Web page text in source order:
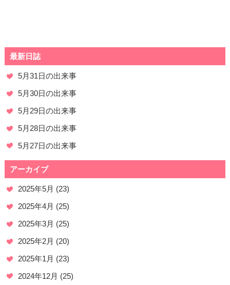
最新日誌
5月31日の出来事
5月30日の出来事
5月29日の出来事
5月28日の出来事
5月27日の出来事
アーカイブ
2025年5月 (23)
2025年4月 (25)
2025年3月 (25)
2025年2月 (20)
2025年1月 (23)
2024年12月 (25)